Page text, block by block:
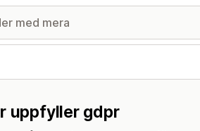
uppfyller gdpr